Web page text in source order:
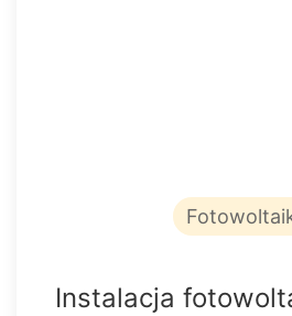
Instalacja